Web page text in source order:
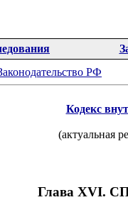
РФ
Кодекс
(актуальная
Глава XVI.